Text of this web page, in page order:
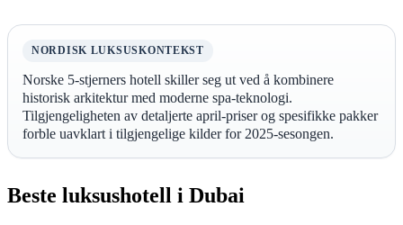
NORDISK LUKSUSKONTEKST
Norske 5-stjerners hotell skiller seg ut ved å kombinere
historisk arkitektur med moderne spa-teknologi.
Tilgjengeligheten av detaljerte april-priser og spesifikke pakker
forble uavklart i tilgjengelige kilder for 2025-sesongen.
Beste luksushotell i Dubai